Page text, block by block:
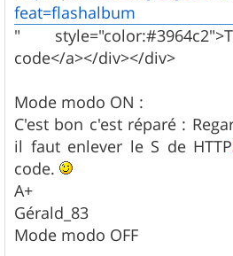
feat=flashalbum
"
code</a></div></div>
Mode modo ON :
C'est bon c'est réparé :
il faut enlever le S de HTTP
code.
A+
Gérald_83
Mode modo OFF